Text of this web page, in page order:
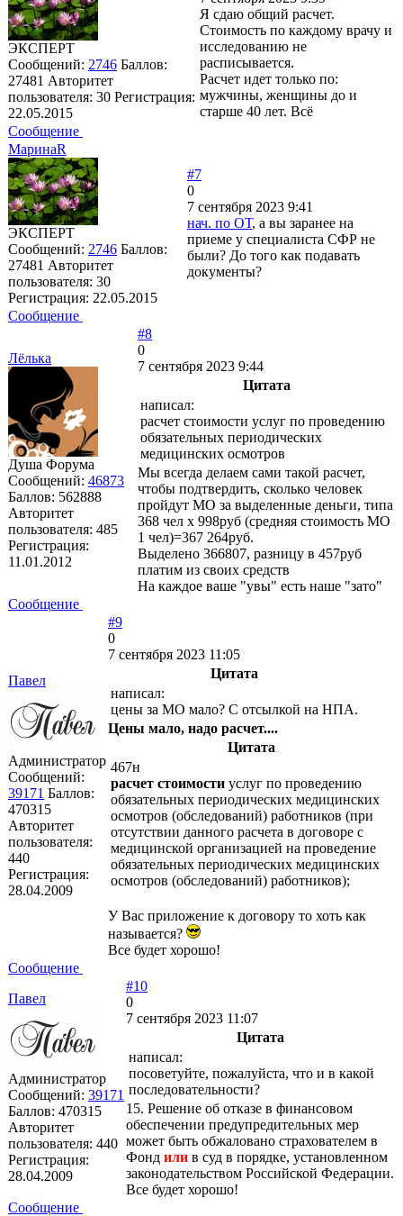
ЭКСПЕРТ
Сообщений: 2746 Баллов:
27481 Авторитет
пользователя: 30 Регистрация:
22.05.2015
Я сдаю общий расчет.
Стоимость по каждому врачу и
исследованию не
расписывается.
Расчет идет только по:
мужчины, женщины до и
старше 40 лет. Всё
Сообщение
МаринаR
ЭКСПЕРТ
Сообщений: 2746 Баллов:
27481 Авторитет
пользователя: 30
Регистрация: 22.05.2015
#7
0
7 сентября 2023 9:41
нач. по ОТ, а вы заранее на
приеме у специалиста СФР не
были? До того как подавать
документы?
Сообщение
Лёлька
Душа Форума
Сообщений: 46873
Баллов: 562888
Авторитет
пользователя: 485
Регистрация:
11.01.2012
#8
0
7 сентября 2023 9:44
Цитата
написал:
расчет стоимости услуг по проведению
обязательных периодических
медицинских осмотров
Мы всегда делаем сами такой расчет,
чтобы подтвердить, сколько человек
пройдут МО за выделенные деньги, типа
368 чел х 998руб (средняя стоимость МО
1 чел)=367 264руб.
Выделено 366807, разницу в 457руб
платим из своих средств
На каждое ваше "увы" есть наше "зато"
Сообщение
Павел
Администратор
Сообщений:
39171 Баллов:
470315
Авторитет
пользователя:
440
Регистрация:
28.04.2009
#9
0
7 сентября 2023 11:05
Цитата
написал:
цены за МО мало? С отсылкой на НПА.
Цены мало, надо расчет....
Цитата
467н
расчет стоимости услуг по проведению
обязательных периодических медицинских
осмотров (обследований) работников (при
отсутствии данного расчета в договоре с
медицинской организацией на проведение
обязательных периодических медицинских
осмотров (обследований) работников);
У Вас приложение к договору то хоть как
называется?
Все будет хорошо!
Сообщение
Павел
Администратор
Сообщений: 39171
Баллов: 470315
Авторитет
пользователя: 440
Регистрация:
28.04.2009
#10
0
7 сентября 2023 11:07
Цитата
написал:
посоветуйте, пожалуйста, что и в какой
последовательности?
15. Решение об отказе в финансовом
обеспечении предупредительных мер
может быть обжаловано страхователем в
Фонд или в суд в порядке, установленном
законодательством Российской Федерации.
Все будет хорошо!
Сообщение